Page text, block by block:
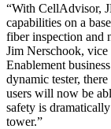
“With CellAdvisor,
capabilities on a
fiber inspection and
Jim Nerschook,
Enablement
dynamic tester,
users will now be
safety is
tower.”